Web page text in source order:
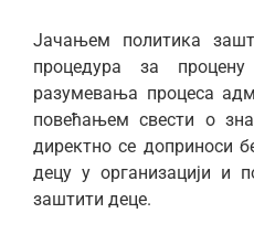
Јачањем политика
процедура за
разумевања процеса
повећањем свести о
директно се доприноси
децу у организацији и
заштити деце.